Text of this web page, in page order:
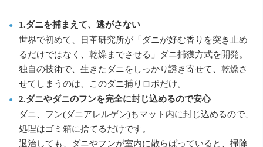
1.ダニを捕まえて、逃がさない
世界で初めて、日革研究所が「ダニが好む香りを突き止め
るだけではなく、乾燥までさせる」ダニ捕獲方式を開発。
独自の技術で、生きたダニをしっかり誘き寄せて、乾燥さ
せてしまうのは、このダニ捕りロボだけ。
2.ダニやダニのフンを完全に封じ込めるので安心
ダニ、フン(ダニアレルゲン)もマット内に封じ込めるので、
処理はゴミ箱に捨てるだけです。
退治しても、ダニやフンが室内に散らばっていると、掃除